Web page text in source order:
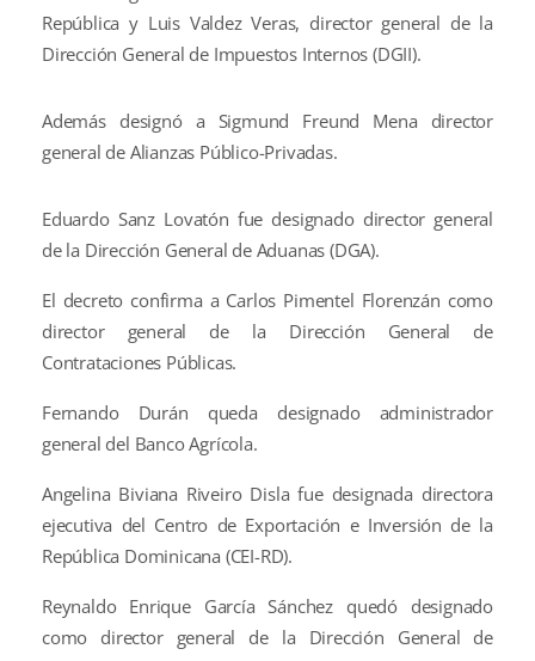
República y Luis Valdez Veras, director general de la
Dirección General de Impuestos Internos (DGII).
Además designó a Sigmund Freund Mena director
general de Alianzas Público-Privadas.
Eduardo Sanz Lovatón fue designado director general
de la Dirección General de Aduanas (DGA).
El decreto confirma a Carlos Pimentel Florenzán como
director general de la Dirección General de
Contrataciones Públicas.
Fernando Durán queda designado administrador
general del Banco Agrícola.
Angelina Biviana Riveiro Disla fue designada directora
ejecutiva del Centro de Exportación e Inversión de la
República Dominicana (CEI-RD).
Reynaldo Enrique García Sánchez quedó designado
como director general de la Dirección General de